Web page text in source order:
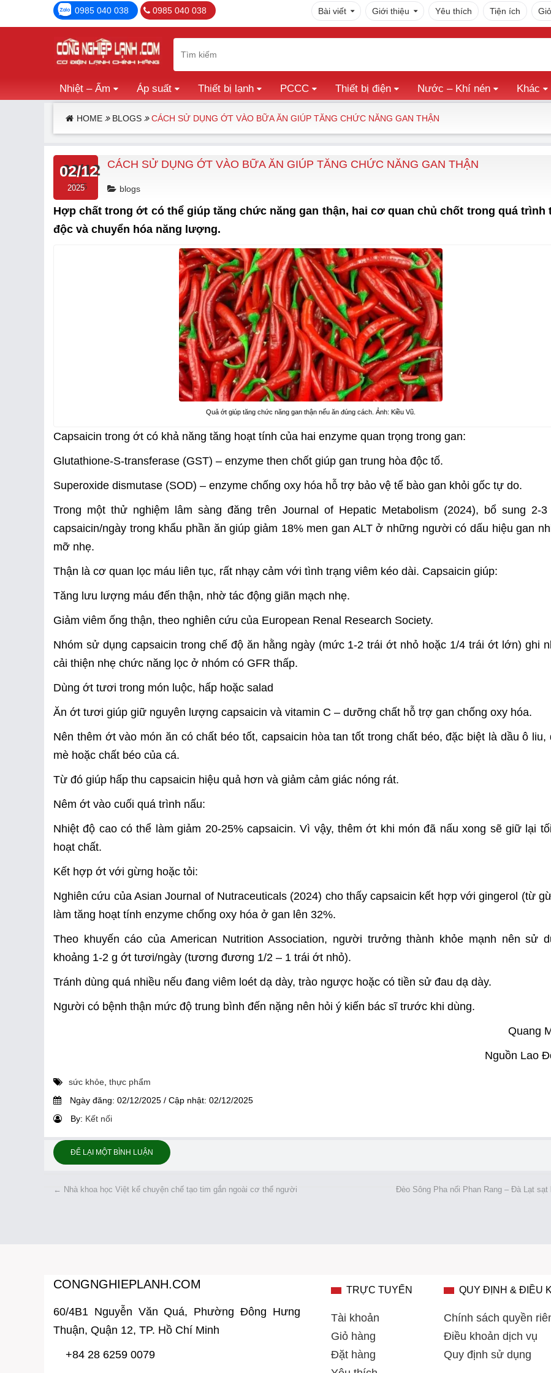
0985 040 038 0985 040 038 Bài viết Giới thiệu Yêu thích Tiện ích
Nhiệt – Ẩm Áp suất Thiết bị lạnh PCCC Thiết bị điện Nước – Khí nén Khác
HOME BLOGS CÁCH SỬ DỤNG ỚT VÀO BỮA ĂN GIÚP TĂNG CHỨC NĂNG GAN THẬN
02/12
2025
CÁCH SỬ DỤNG ỚT VÀO BỮA ĂN GIÚP TĂNG CHỨC NĂNG GAN THẬN
blogs
Hợp chất trong ớt có thể giúp tăng chức năng gan thận, hai cơ quan chủ chốt trong quá trình
độc và chuyển hóa năng lượng.
Quả ớt giúp tăng chức năng gan thận nếu ăn đúng cách. Ảnh: Kiều Vũ.
Capsaicin trong ớt có khả năng tăng hoạt tính của hai enzyme quan trọng trong gan:
Glutathione-S-transferase (GST) – enzyme then chốt giúp gan trung hòa độc tố.
Superoxide dismutase (SOD) – enzyme chống oxy hóa hỗ trợ bảo vệ tế bào gan khỏi gốc tự do.
Trong một thử nghiệm lâm sàng đăng trên Journal of Hepatic Metabolism (2024), bổ sung 2-3
capsaicin/ngày trong khẩu phần ăn giúp giảm 18% men gan ALT ở những người có dấu hiệu gan
mỡ nhẹ.
Thận là cơ quan lọc máu liên tục, rất nhạy cảm với tình trạng viêm kéo dài. Capsaicin giúp:
Tăng lưu lượng máu đến thận, nhờ tác động giãn mạch nhẹ.
Giảm viêm ống thận, theo nghiên cứu của European Renal Research Society.
Nhóm sử dụng capsaicin trong chế độ ăn hằng ngày (mức 1-2 trái ớt nhỏ hoặc 1/4 trái ớt lớn) ghi
cải thiện nhẹ chức năng lọc ở nhóm có GFR thấp.
Dùng ớt tươi trong món luộc, hấp hoặc salad
Ăn ớt tươi giúp giữ nguyên lượng capsaicin và vitamin C – dưỡng chất hỗ trợ gan chống oxy hóa.
Nên thêm ớt vào món ăn có chất béo tốt, capsaicin hòa tan tốt trong chất béo, đặc biệt là dầu ô liu,
mè hoặc chất béo của cá.
Từ đó giúp hấp thu capsaicin hiệu quả hơn và giảm cảm giác nóng rát.
Nêm ớt vào cuối quá trình nấu:
Nhiệt độ cao có thể làm giảm 20-25% capsaicin. Vì vậy, thêm ớt khi món đã nấu xong sẽ giữ lại
hoạt chất.
Kết hợp ớt với gừng hoặc tỏi:
Nghiên cứu của Asian Journal of Nutraceuticals (2024) cho thấy capsaicin kết hợp với gingerol (từ
làm tăng hoạt tính enzyme chống oxy hóa ở gan lên 32%.
Theo khuyến cáo của American Nutrition Association, người trưởng thành khỏe mạnh nên sử
khoảng 1-2 g ớt tươi/ngày (tương đương 1/2 – 1 trái ớt nhỏ).
Tránh dùng quá nhiều nếu đang viêm loét dạ dày, trào ngược hoặc có tiền sử đau dạ dày.
Người có bệnh thận mức độ trung bình đến nặng nên hỏi ý kiến bác sĩ trước khi dùng.
Quang
Nguồn Lao
sức khỏe, thực phẩm
Ngày đăng: 02/12/2025 / Cập nhật: 02/12/2025
By: Kết nối
ĐỂ LẠI MỘT BÌNH LUẬN
← Nhà khoa học Việt kể chuyện chế tạo tim gắn ngoài cơ thể người Đèo Sông Pha nối Phan Rang – Đà Lạt sạt
CONGNGHIEPLANH.COM
60/4B1 Nguyễn Văn Quá, Phường Đông Hưng
Thuận, Quận 12, TP. Hồ Chí Minh
+84 28 6259 0079
TRỰC TUYẾN
Tài khoản
Giỏ hàng
Đặt hàng
QUY ĐỊNH & ĐIỀU
Chính sách quyền
Điều khoản dịch vụ
Quy định sử dụng